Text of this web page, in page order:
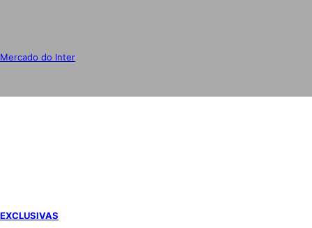
Mercado do Inter
EXCLUSIVAS